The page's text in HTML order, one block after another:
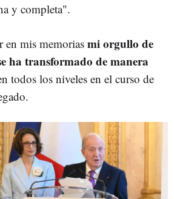
y completa".
en mis memoriasmi orgullo de
ha transformado de manera
todos los niveles en el curso de